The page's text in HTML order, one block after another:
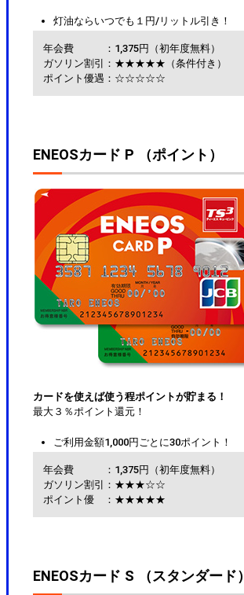
灯油ならいつでも１円/リットル引き！
年会費
ガソリン割引
ポイント優遇
：1,375円（初年度無料）
：★★★★★（条件付き）
：☆☆☆☆☆
ENEOSカード P （ポイント）
カードを使えば使う程ポイントが貯まる！
最大３％ポイント還元！
ご利用金額1,000円ごとに30ポイント！
年会費
ガソリン割引
ポイント優
：1,375円（初年度無料）
：★★★☆☆
：★★★★★
ENEOSカード S （スタンダード）